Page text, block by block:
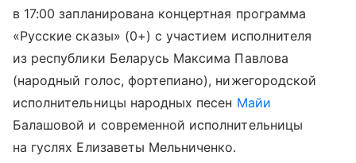
в 17:00 запланирована концертная программа
«Русские сказы» (0+) с участием исполнителя
из республики Беларусь Максима Павлова
(народный голос, фортепиано), нижегородской
исполнительницы народных песен Майи
Балашовой и современной исполнительницы
на гуслях Елизаветы Мельниченко.